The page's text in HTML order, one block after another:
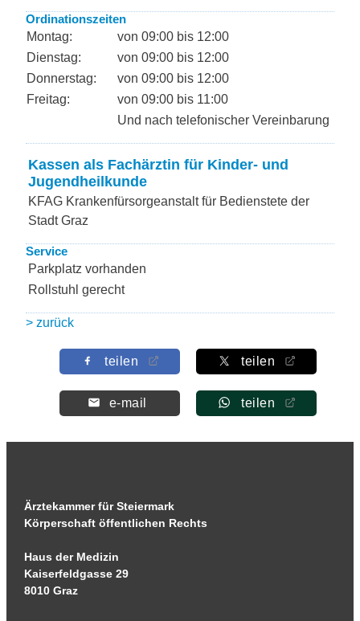
Ordinationszeiten
Montag:
von 09:00 bis 12:00
Dienstag:
von 09:00 bis 12:00
Donnerstag:
von 09:00 bis 12:00
Freitag:
von 09:00 bis 11:00
Und nach telefonischer Vereinbarung
Kassen als Fachärztin für Kinder- und
Jugendheilkunde
KFAG Krankenfürsorgeanstalt für Bedienstete der
Stadt Graz
Service
Parkplatz vorhanden
Rollstuhl gerecht
> zurück
teilen teilen
e-mail teilen
Ärztekammer für Steiermark
Körperschaft öffentlichen Rechts
Haus der Medizin
Kaiserfeldgasse 29
8010 Graz